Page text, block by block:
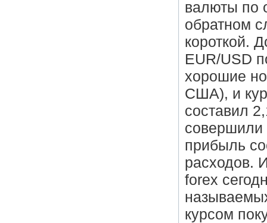
валюты по
обратном
короткой.
EUR/USD
хорошие
США), и
составил
совершили
прибыль
расходов.
forex
курсом